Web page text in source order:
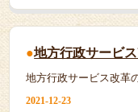
地方行政サービ
地方行政サービス改革
2021-12-23